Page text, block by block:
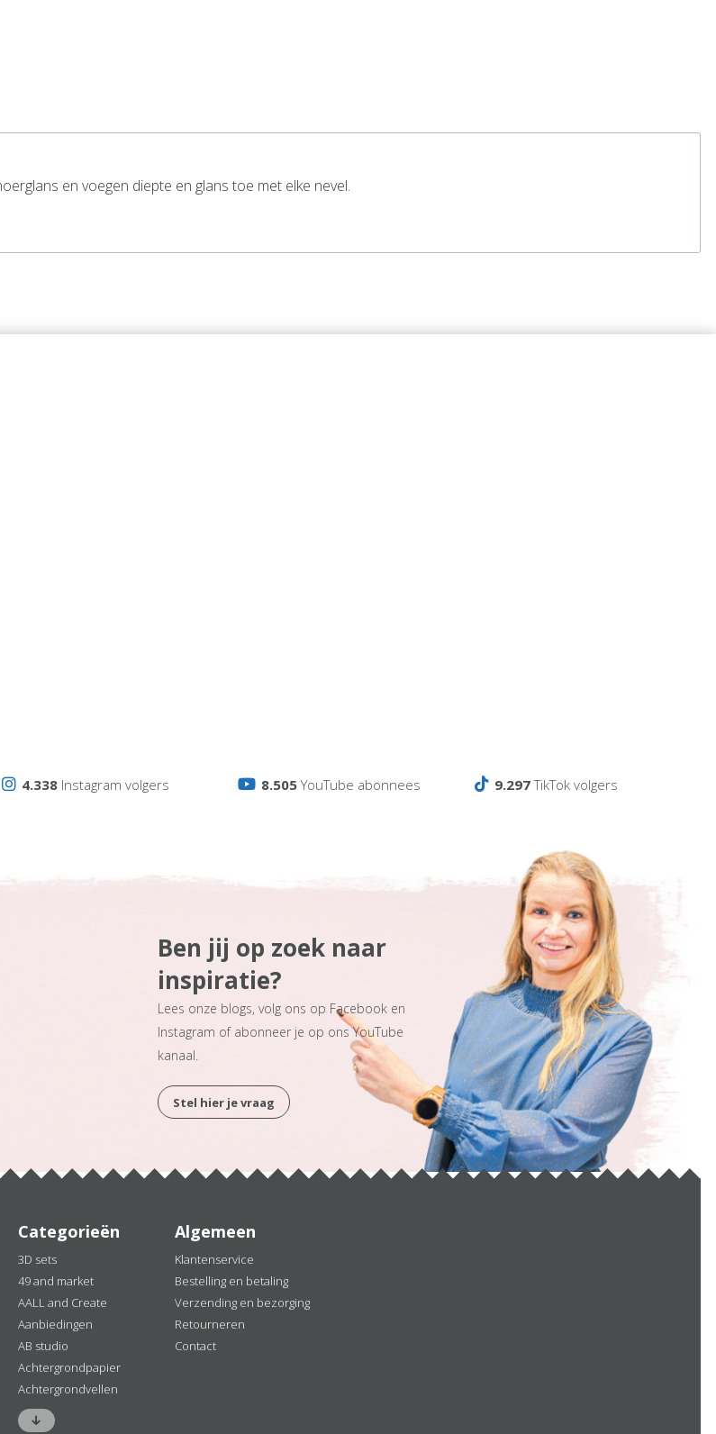
en voegen diepte en glans toe met elke nevel.
4.338Instagram volgers 8.505YouTube abonnees 9.297TikTok volgers
Ben jij op zoek naar
inspiratie?
Lees onze blogs, volg ons op Facebook en
Instagram of abonneer je op ons YouTube
kanaal.
Stel hier je vraag
Categorieën
3D sets
49 and market
AALL and Create
Aanbiedingen
AB studio
Achtergrondpapier
Achtergrondvellen
Algemeen
Klantenservice
Bestelling en betaling
Verzending en bezorging
Retourneren
Contact